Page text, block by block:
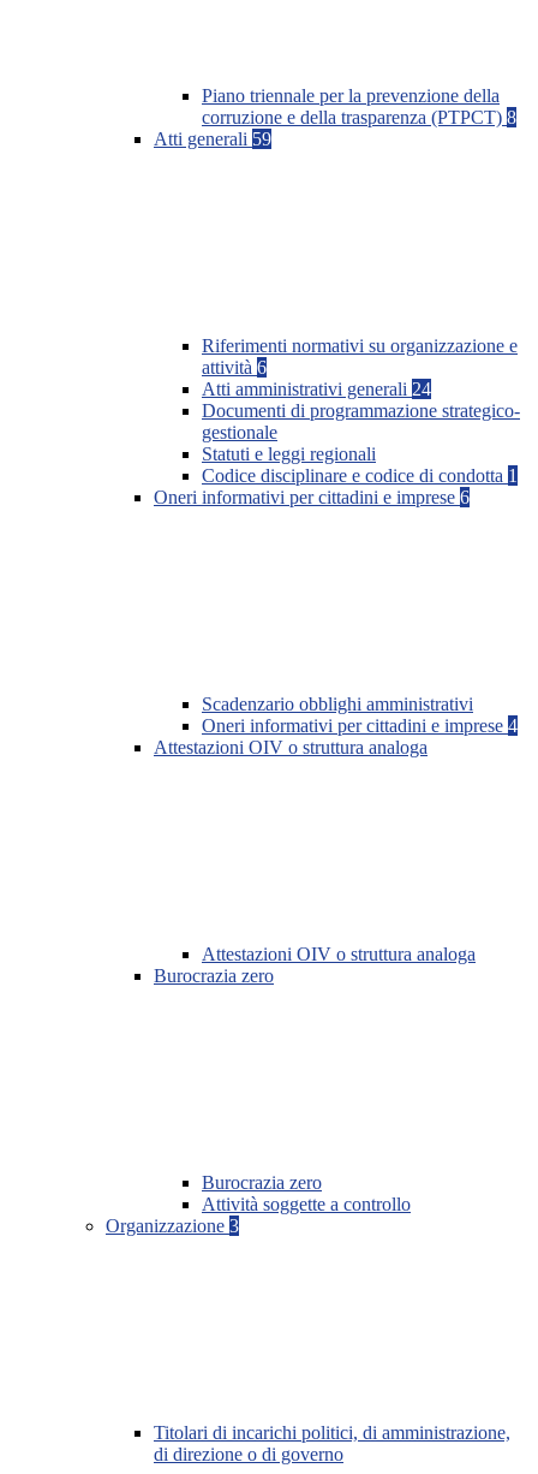
Piano triennale per la prevenzione della
corruzione e della trasparenza (PTPCT) 8
Atti generali 59
Riferimenti normativi su organizzazione e
attività 6
Atti amministrativi generali 24
Documenti di programmazione strategico-
gestionale
Statuti e leggi regionali
Codice disciplinare e codice di condotta 1
Oneri informativi per cittadini e imprese 6
Scadenzario obblighi amministrativi
Oneri informativi per cittadini e imprese 4
Attestazioni OIV o struttura analoga
Attestazioni OIV o struttura analoga
Burocrazia zero
Burocrazia zero
Attività soggette a controllo
Organizzazione 3
Titolari di incarichi politici, di amministrazione,
di direzione o di governo